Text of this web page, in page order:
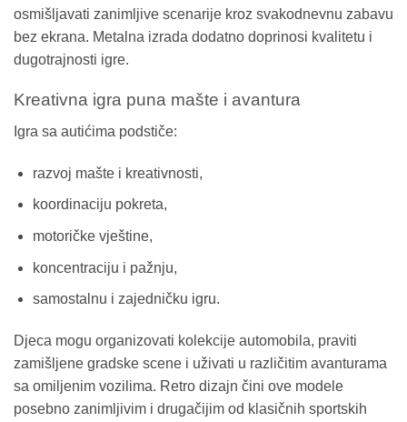
osmišljavati zanimljive scenarije kroz svakodnevnu zabavu
bez ekrana. Metalna izrada dodatno doprinosi kvalitetu i
dugotrajnosti igre.
Kreativna igra puna mašte i avantura
Igra sa autićima podstiče:
razvoj mašte i kreativnosti,
koordinaciju pokreta,
motoričke vještine,
koncentraciju i pažnju,
samostalnu i zajedničku igru.
Djeca mogu organizovati kolekcije automobila, praviti
zamišljene gradske scene i uživati u različitim avanturama
sa omiljenim vozilima. Retro dizajn čini ove modele
posebno zanimljivim i drugačijim od klasičnih sportskih